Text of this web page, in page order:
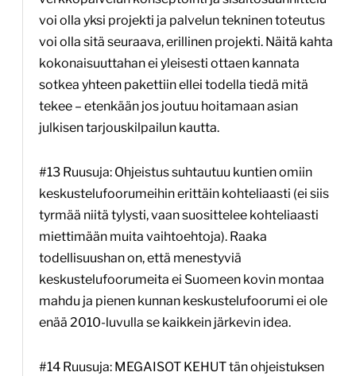
voi olla yksi projekti ja palvelun tekninen toteutus
voi olla sitä seuraava, erillinen projekti. Näitä kahta
kokonaisuuttahan ei yleisesti ottaen kannata
sotkea yhteen pakettiin ellei todella tiedä mitä
tekee – etenkään jos joutuu hoitamaan asian
julkisen tarjouskilpailun kautta.
#13 Ruusuja: Ohjeistus suhtautuu kuntien omiin
keskustelufoorumeihin erittäin kohteliaasti (ei siis
tyrmää niitä tylysti, vaan suosittelee kohteliaasti
miettimään muita vaihtoehtoja). Raaka
todellisuushan on, että menestyviä
keskustelufoorumeita ei Suomeen kovin montaa
mahdu ja pienen kunnan keskustelufoorumi ei ole
enää 2010-luvulla se kaikkein järkevin idea.
#14 Ruusuja: MEGAISOT KEHUT tän ohjeistuksen